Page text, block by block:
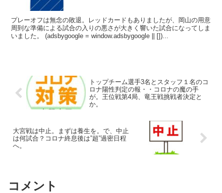
プレーオフは無念の敗退。レッドカードもありましたが、岡山の用意
周到な準備による試合の入りの悪さが大きく響いた試合になってしま
いました。 (adsbygoogle = window.adsbygoogle || [])...
トップチーム選手3名とスタッフ１名のコ
ロナ陽性判定の報・・コロナの魔の手
が。王位戦第4局、竜王戦挑戦者決定と
か。
大宮戦は中止。まずは養生を。で、中止
は何試合？コロナ終息後は”超”過密日程
へ。
コメント